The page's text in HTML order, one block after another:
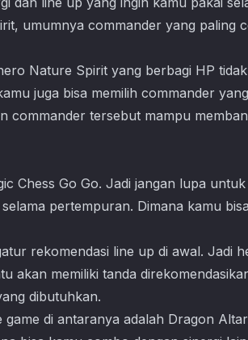
umumnya commander yang paling
Nature Spirit yang berbagi HP
juga bisa memilih commander yang
commander tersebut mampu
Chess Go Go. Jadi jangan lupa untuk
pertempuran. Dimana kamu
rekomendasi line up di awal. Jadi
akan memiliki tanda
dibutuhkan.
di antaranya adalah Dragon